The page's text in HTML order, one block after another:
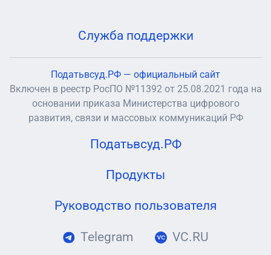
Служба поддержки
Податьвсуд.РФ — официальный сайт
Включен в реестр РосПО №11392 от 25.08.2021 года на
основании приказа Министерства цифрового
развития, связи и массовых коммуникаций РФ
Податьвсуд.РФ
Продукты
Руководство пользователя
Telegram VC.RU